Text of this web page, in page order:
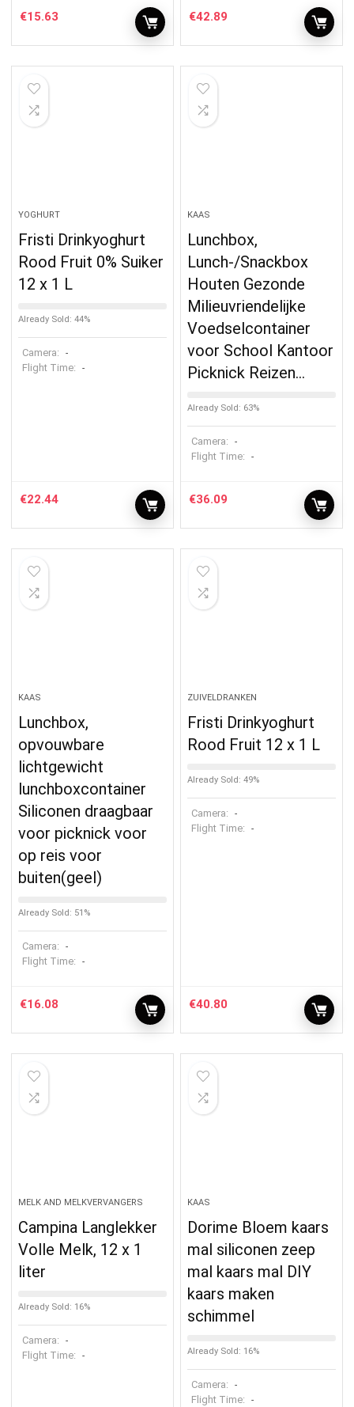
€15.63 €42.89
YOGHURT
Fristi Drinkyoghurt
Rood Fruit 0% Suiker
12 x 1 L
Already Sold: 44%
Camera: -
Flight Time: -
€22.44
KAAS
Lunchbox,
Lunch-/Snackbox
Houten Gezonde
Milieuvriendelijke
Voedselcontainer
voor School Kantoor
Picknick Reizen…
Already Sold: 63%
Camera: -
Flight Time: -
€36.09
KAAS
Lunchbox,
opvouwbare
lichtgewicht
lunchboxcontainer
Siliconen draagbaar
voor picknick voor
op reis voor
buiten(geel)
Already Sold: 51%
Camera: -
Flight Time: -
€16.08
ZUIVELDRANKEN
Fristi Drinkyoghurt
Rood Fruit 12 x 1 L
Already Sold: 49%
Camera: -
Flight Time: -
€40.80
MELK AND MELKVERVANGERS
Campina Langlekker
Volle Melk, 12 x 1
liter
Already Sold: 16%
Camera: -
Flight Time: -
KAAS
Dorime Bloem kaars
mal siliconen zeep
mal kaars mal DIY
kaars maken
schimmel
Already Sold: 16%
Camera: -
Flight Time: -